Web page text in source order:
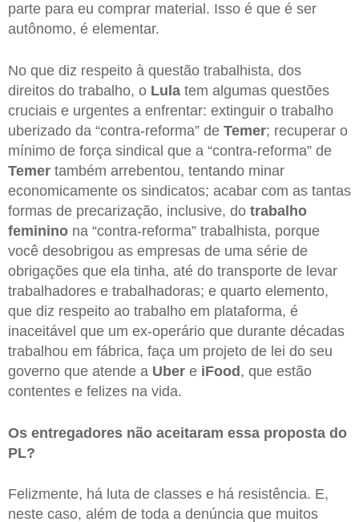
parte para eu comprar material. Isso é que é ser
autônomo, é elementar.
No que diz respeito à questão trabalhista, dos
direitos do trabalho, o Lula tem algumas questões
cruciais e urgentes a enfrentar: extinguir o trabalho
uberizado da “contra-reforma” de Temer; recuperar o
mínimo de força sindical que a “contra-reforma” de
Temer também arrebentou, tentando minar
economicamente os sindicatos; acabar com as tantas
formas de precarização, inclusive, do trabalho
feminino na “contra-reforma” trabalhista, porque
você desobrigou as empresas de uma série de
obrigações que ela tinha, até do transporte de levar
trabalhadores e trabalhadoras; e quarto elemento,
que diz respeito ao trabalho em plataforma, é
inaceitável que um ex-operário que durante décadas
trabalhou em fábrica, faça um projeto de lei do seu
governo que atende a Uber e iFood, que estão
contentes e felizes na vida.
Os entregadores não aceitaram essa proposta do
PL?
Felizmente, há luta de classes e há resistência. E,
neste caso, além de toda a denúncia que muitos